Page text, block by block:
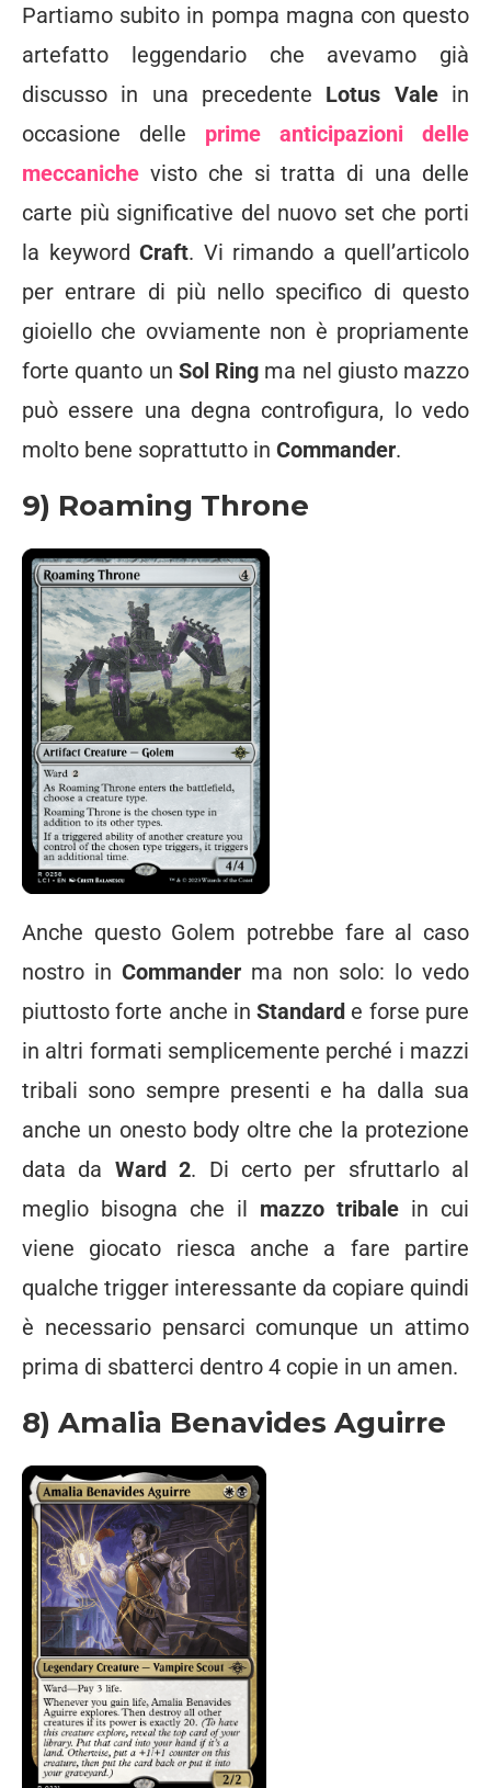
Partiamo subito in pompa magna con questo
artefatto leggendario che avevamo già
discusso in una precedente Lotus Valein
occasione delle prime anticipazioni delle
meccaniche visto che si tratta di una delle
carte più significative del nuovo set che porti
la keyword Craft. Vi rimando a quell’articolo
per entrare di più nello specifico di questo
gioiello che ovviamente non è propriamente
forte quanto un Sol Ring ma nel giusto mazzo
può essere una degna controfigura, lo vedo
molto bene soprattutto in Commander.
9) Roaming Throne
Anche questo Golem potrebbe fare al caso
nostro in Commander ma non solo: lo vedo
piuttosto forte anche in Standard e forse pure
in altri formati semplicemente perché i mazzi
tribali sono sempre presenti e ha dalla sua
anche un onesto body oltre che la protezione
data da Ward 2. Di certo per sfruttarlo al
meglio bisogna che il mazzo tribale in cui
viene giocato riesca anche a fare partire
qualche trigger interessante da copiare quindi
è necessario pensarci comunque un attimo
prima di sbatterci dentro 4 copie in un amen.
8) Amalia Benavides Aguirre